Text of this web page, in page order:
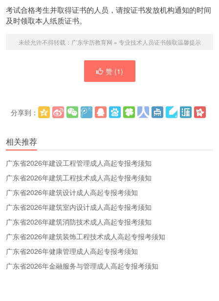
考试合格考生并取得证书的人员，请按证书发放机构通知的时间
及时领取本人纸质证书。
未经允许不得转载： 广东学历教育网 » 专业技术人员证书领取温馨提示
赞 (1)
分享到：
相关推荐
广东省2026年建设工程管理成人高起专报考须知
广东省2026年建筑工程技术成人高起专报考须知
广东省2026年建筑设计成人高起专报考须知
广东省2026年建筑室内设计成人高起专报考须知
广东省2026年建筑消防技术成人高起专报考须知
广东省2026年建筑装饰工程技术成人高起专报考须知
广东省2026年健康管理成人高起专报考须知
广东省2026年金融服务与管理成人高起专报考须知